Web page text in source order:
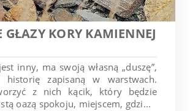
GŁAZY KORY KAMIENNEJ
inny, ma swoją własną „duszę”,
historię zapisaną w warstwach.
z nich kącik, który będzie
oazą spokoju, miejscem, gdzi...